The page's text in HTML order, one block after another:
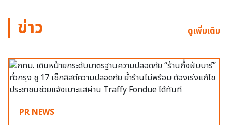
ข่าว ดูเพิ่มเติม
PR NEWS